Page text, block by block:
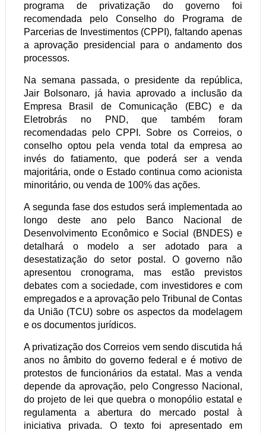
programa de privatização do governo foi
recomendada pelo Conselho do Programa de
Parcerias de Investimentos (CPPI), faltando apenas
a aprovação presidencial para o andamento dos
processos.
Na semana passada, o presidente da república,
Jair Bolsonaro, já havia aprovado a inclusão da
Empresa Brasil de Comunicação (EBC) e da
Eletrobrás no PND, que também foram
recomendadas pelo CPPI. Sobre os Correios, o
conselho optou pela venda total da empresa ao
invés do fatiamento, que poderá ser a venda
majoritária, onde o Estado continua como acionista
minoritário, ou venda de 100% das ações.
A segunda fase dos estudos será implementada ao
longo deste ano pelo Banco Nacional de
Desenvolvimento Econômico e Social (BNDES) e
detalhará o modelo a ser adotado para a
desestatização do setor postal. O governo não
apresentou cronograma, mas estão previstos
debates com a sociedade, com investidores e com
empregados e a aprovação pelo Tribunal de Contas
da União (TCU) sobre os aspectos da modelagem
e os documentos jurídicos.
A privatização dos Correios vem sendo discutida há
anos no âmbito do governo federal e é motivo de
protestos de funcionários da estatal. Mas a venda
depende da aprovação, pelo Congresso Nacional,
do projeto de lei que quebra o monopólio estatal e
regulamenta a abertura do mercado postal à
iniciativa privada. O texto foi apresentado em